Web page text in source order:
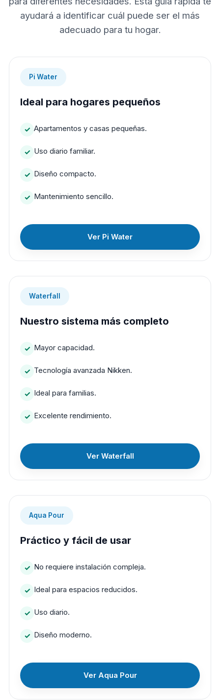
ayudará a identificar cuál puede ser el más
adecuado para tu hogar.
Pi Water
Ideal para hogares pequeños
Apartamentos y casas pequeñas.
Uso diario familiar.
Diseño compacto.
Mantenimiento sencillo.
Ver Pi Water
Waterfall
Nuestro sistema más completo
Mayor capacidad.
Tecnología avanzada Nikken.
Ideal para familias.
Excelente rendimiento.
Ver Waterfall
Aqua Pour
Práctico y fácil de usar
No requiere instalación compleja.
Ideal para espacios reducidos.
Uso diario.
Diseño moderno.
Ver Aqua Pour